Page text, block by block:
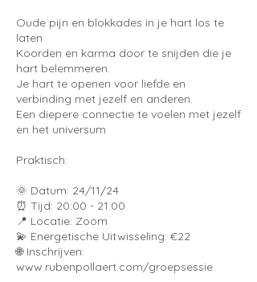
Oude pijn en blokkades in je hart los te
laten
Koorden en karma door te snijden die je
hart belemmeren.
Je hart te openen voor liefde en
verbinding met jezelf en anderen.
Een diepere connectie te voelen met jezelf
en het universum
Praktisch:
🌞 Datum: 24/11/24
⏰ Tijd: 20:00 - 21:00
📍 Locatie: Zoom
💫 Energetische Uitwisseling: €22
🌐 Inschrijven:
www.rubenpollaert.com/groepsessie